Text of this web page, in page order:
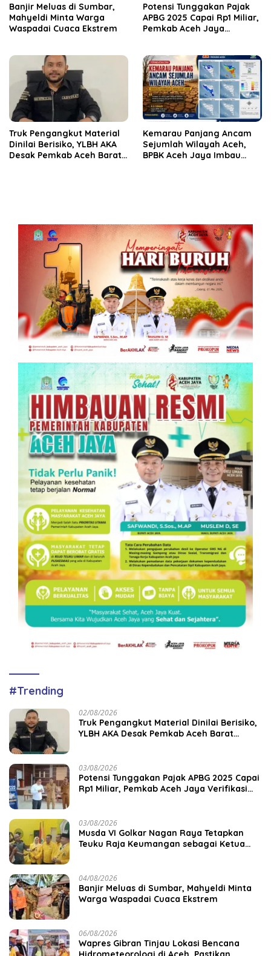
Banjir Meluas di Sumbar,
Mahyeldi Minta Warga
Waspadai Cuaca Ekstrem
Potensi Tunggakan Pajak
APBG 2025 Capai Rp1 Miliar,
Pemkab Aceh Jaya
Truk Pengangkut Material
Dinilai Berisiko, YLBH AKA
Desak Pemkab Aceh Barat
Kemarau Panjang Ancam
Sejumlah Wilayah Aceh,
BPBK Aceh Jaya Imbau
#Trending
02/08/2026
Truk Pengangkut Material Dinilai Berisiko,
YLBH AKA Desak Pemkab Aceh Barat
03/08/2026
Potensi Tunggakan Pajak APBG 2025 Capai
Rp1 Miliar, Pemkab Aceh Jaya Verifikasi
03/08/2026
Musda VI Golkar Nagan Raya Tetapkan
Teuku Raja Keumangan sebagai Ketua
04/08/2026
Banjir Meluas di Sumbar, Mahyeldi Minta
Warga Waspadai Cuaca Ekstrem
06/08/2026
Wapres Gibran Tinjau Lokasi Bencana